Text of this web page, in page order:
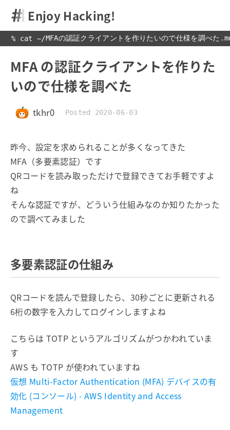
Enjoy Hacking!
% cat ~/MFAの認証クライアントを作りたいので仕様を調べた
MFA の認証クライアントを作りた
いので仕様を調べた
tkhr0 Posted 2020-06-03
昨今、設定を求められることが多くなってきた
MFA（多要素認証）です
QRコードを読み取っただけで登録できてお手軽ですよ
ね
そんな認証ですが、どういう仕組みなのか知りたかった
ので調べてみました
多要素認証の仕組み
QRコードを読んで登録したら、30秒ごとに更新される
6桁の数字を入力してログインしますよね
こちらは TOTP というアルゴリズムがつかわれていま
す
AWS も TOTP が使われていますね
仮想 Multi-Factor Authentication (MFA) デバイスの有
効化 (コンソール) - AWS Identity and Access
Management